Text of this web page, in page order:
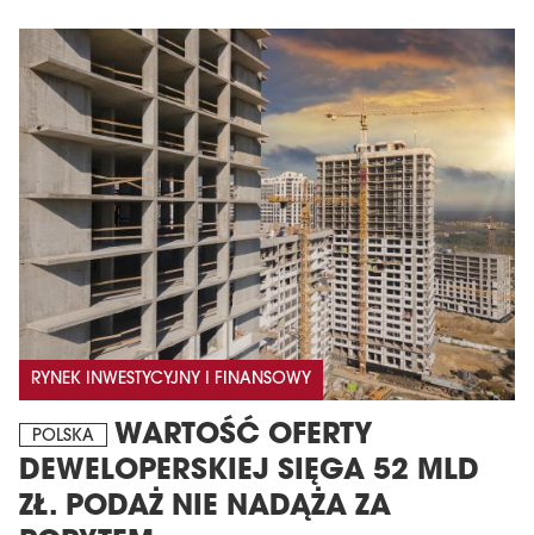
RYNEK INWESTYCYJNY I FINANSOWY
POLSKA
WARTOŚĆ OFERTY
DEWELOPERSKIEJ SIĘGA 52 MLD
ZŁ. PODAŻ NIE NADĄŻA ZA
MAGAZYN
Wydanie 6 (308)
CZERWIEC 2026
Więcej w tym wydaniu
arrow_forward
Zamów teraz!